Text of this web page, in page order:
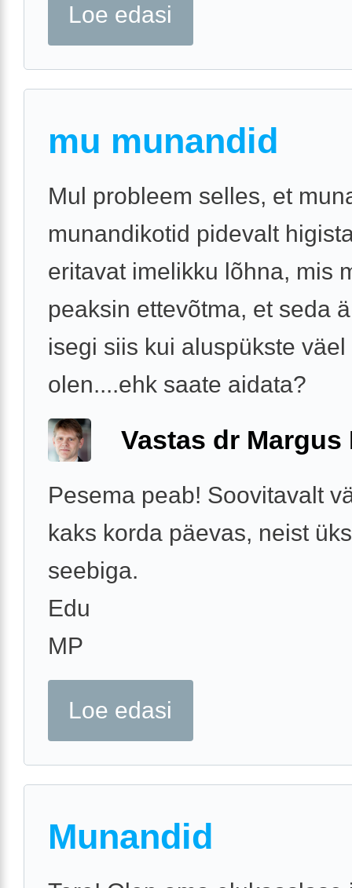
Loe edasi
mu munandid
Mul probleem selles, et
munandikotid pidevalt
eritavat imelikku lõhna, mis
peaksin ettevõtma, et seda
isegi siis kui aluspükste väel
olen....ehk saate aidata?
Vastas dr Margus
Pesema peab! Soovitavalt
kaks korda päevas, neist
seebiga.
Edu
MP
Loe edasi
Munandid